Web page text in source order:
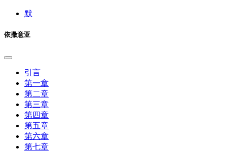
默
依撒意亚
引言
第一章
第二章
第三章
第四章
第五章
第六章
第七章